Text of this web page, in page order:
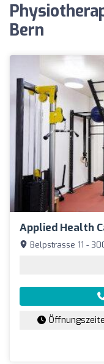
Bern
Applied Health
Belpstrasse 11 -